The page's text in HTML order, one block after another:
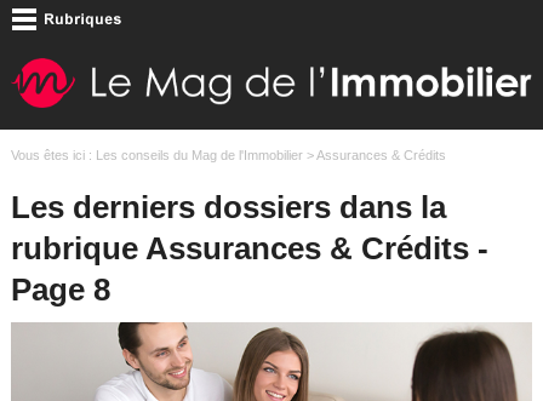
Vous êtes ici : Les conseils du Mag de l'Immobilier> Assurances & Crédits
Les derniers dossiers dans la
rubrique Assurances & Crédits -
Page 8